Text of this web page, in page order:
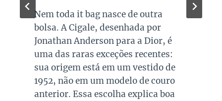
Quando falamos de cores de bolsas,
os modelos em preto são os mais
queridos e tradicionais, estando
presente no guarda roupa de quase
todas as mulheres. Esta é uma cor
versátil, clássica e atemporal e
investir em peças neste tom garante